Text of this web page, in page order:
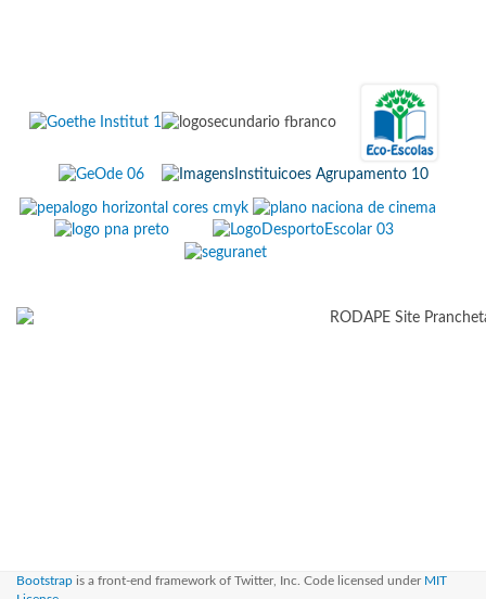
Bootstrap is a front-end framework of Twitter, Inc. Code licensed under MIT